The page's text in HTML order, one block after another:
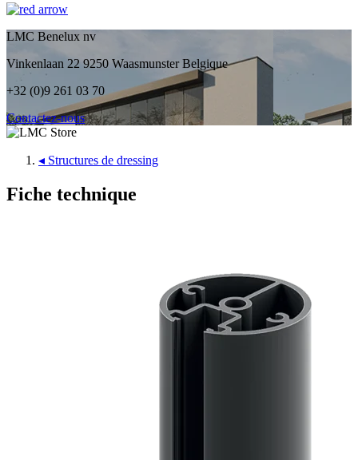
LMC Benelux nv
Vinkenlaan 22 9250 Waasmunster Belgique
+32 (0)9 261 03 70
Contactez-nous
◂ Structures de dressing
Fiche technique